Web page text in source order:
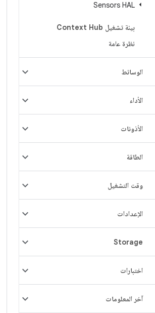
Sensors HAL
بيئة تشغيل Context Hub
نظرة عامة
الوسائط
الأداء
الأذونات
الطاقة
وقت التشغيل
الإعدادات
Storage
اختبارات
آخر المعلومات